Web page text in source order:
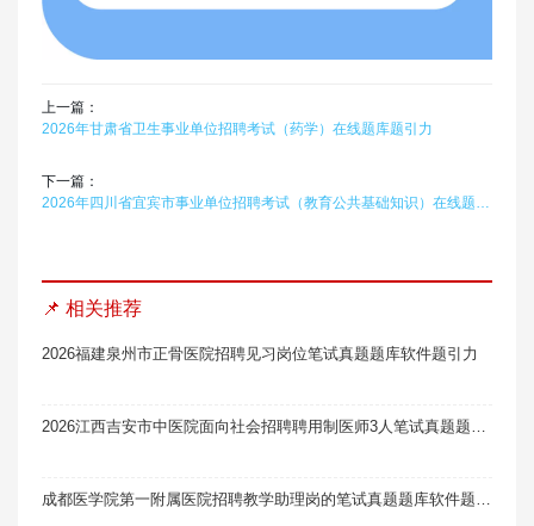
上一篇：
2026年甘肃省卫生事业单位招聘考试（药学）在线题库题引力
下一篇：
2026年四川省宜宾市事业单位招聘考试（教育公共基础知识）在线题库题引力
📌 相关推荐
2026福建泉州市正骨医院招聘见习岗位笔试真题题库软件题引力